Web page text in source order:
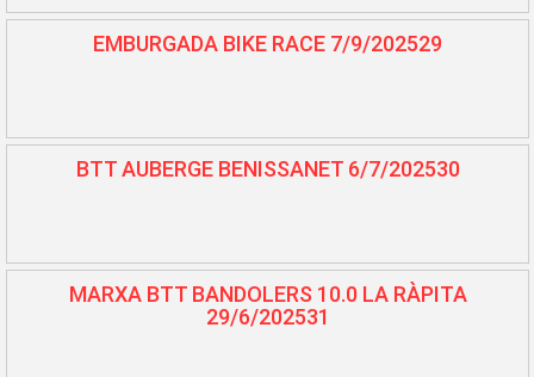
EMBURGADA BIKE RACE 7/9/202529
BTT AUBERGE BENISSANET 6/7/202530
MARXA BTT BANDOLERS 10.0 LA RÀPITA
29/6/202531